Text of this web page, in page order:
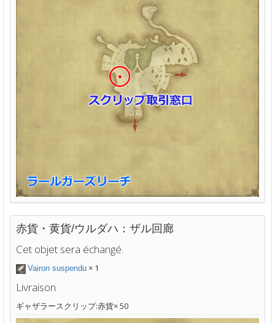
赤貨・黄貨/ウルダハ：ザル回廊
Cet objet sera échangé.
Vairon suspendu × 1
Livraison
ギャザラースクリップ:赤貨× 50